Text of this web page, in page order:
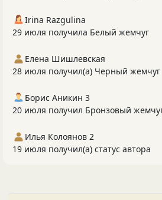
Irina Razgulina
29 июля получила Белый жемчуг
Елена Шишлевская
28 июля получил(а) Черный жемчуг
Борис Аникин 3
20 июля получил Бронзовый
Илья Колоянов 2
19 июля получил(а) статус автора